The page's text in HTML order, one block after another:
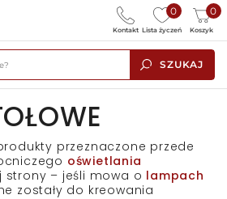
SZUKAJ
0
Lista życzeń
0
Koszyk
Kontakt
przeznaczone przede
oświetlania
strony – jeśli mowa o lampach
zostały do kreowania